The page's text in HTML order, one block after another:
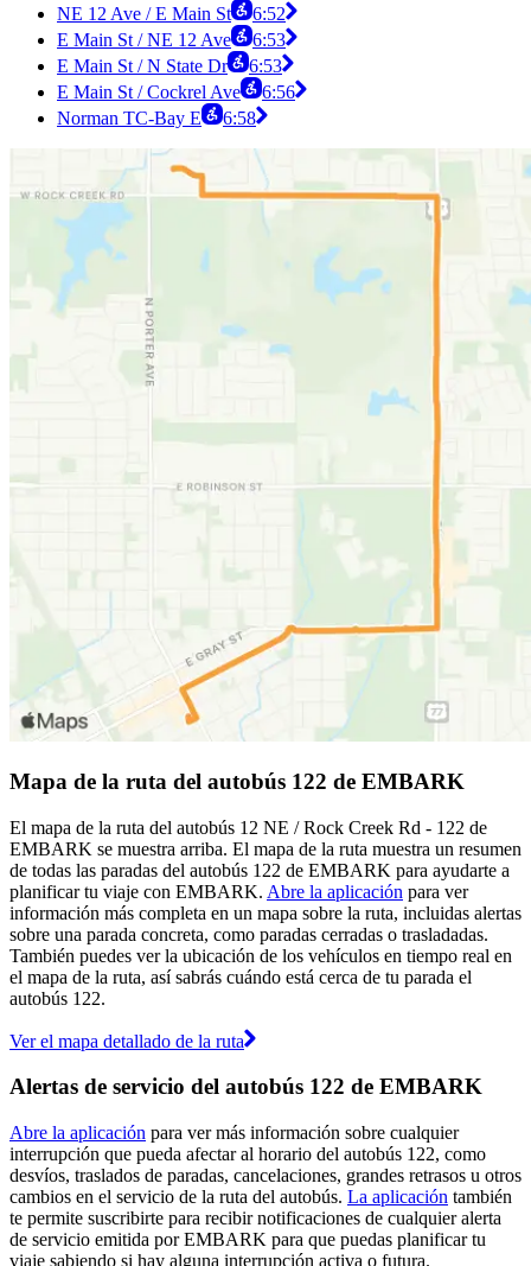
NE 12 Ave / E Main St
6:52
E Main St / NE 12 Ave
6:53
E Main St / N State Dr
6:53
E Main St / Cockrel Ave
6:56
Norman TC-Bay E
6:58
Mapa de la ruta del autobús 122 de EMBARK
El mapa de la ruta del autobús 12 NE / Rock Creek Rd - 122 de
EMBARK se muestra arriba. El mapa de la ruta muestra un resumen
de todas las paradas del autobús 122 de EMBARK para ayudarte a
planificar tu viaje con EMBARK. Abre la aplicación para ver
información más completa en un mapa sobre la ruta, incluidas alertas
sobre una parada concreta, como paradas cerradas o trasladadas.
También puedes ver la ubicación de los vehículos en tiempo real en
el mapa de la ruta, así sabrás cuándo está cerca de tu parada el
autobús 122.
Ver el mapa detallado de la ruta
Alertas de servicio del autobús 122 de EMBARK
Abre la aplicación para ver más información sobre cualquier
interrupción que pueda afectar al horario del autobús 122, como
desvíos, traslados de paradas, cancelaciones, grandes retrasos u otros
cambios en el servicio de la ruta del autobús. La aplicación también
te permite suscribirte para recibir notificaciones de cualquier alerta
de servicio emitida por EMBARK para que puedas planificar tu
viaje sabiendo si hay alguna interrupción activa o futura.